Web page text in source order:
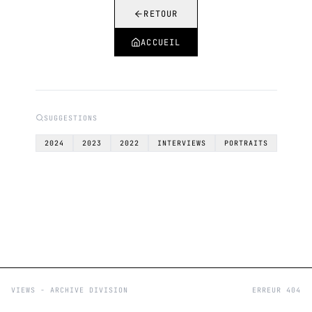
RETOUR
ACCUEIL
SUGGESTIONS
2024 2023 2022 INTERVIEWS PORTRAITS
VIEWS - ARCHIVE DIVISION ERREUR 404